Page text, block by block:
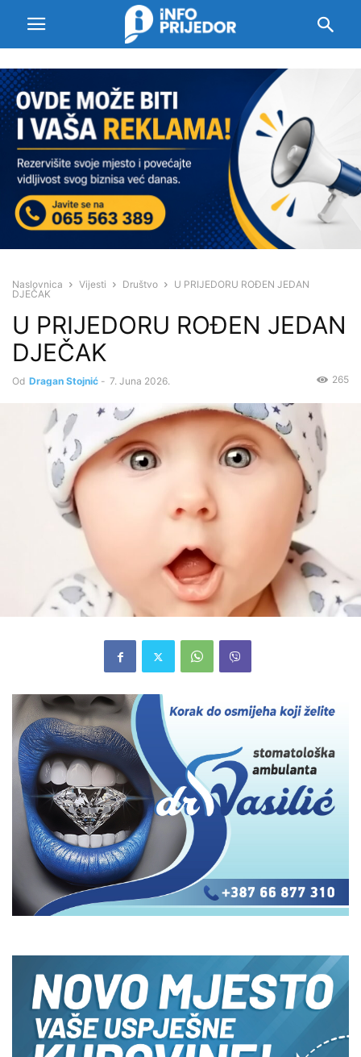
Naslovnica Vijesti Društvo
U PRIJEDORU ROĐEN JEDAN
DJEČAK
U PRIJEDORU ROĐEN JEDAN
DJEČAK
Od Dragan Stojnić - 7. Juna 2026. 265